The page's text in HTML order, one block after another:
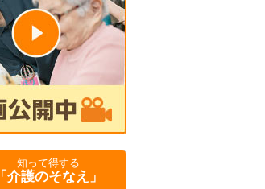
知って得する
「介護のそなえ」